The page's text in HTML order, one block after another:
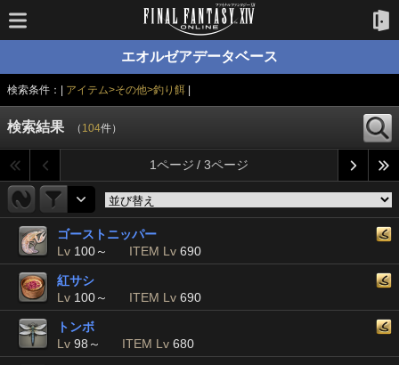
エオルゼアデータベース
検索条件：| アイテム>その他>釣り餌|
検索結果 （ 104件）
1ページ / 3ページ
ゴーストニッパー
Lv 100～ ITEM Lv 690
紅サシ
Lv 100～ ITEM Lv 690
トンボ
Lv 98～ ITEM Lv 680